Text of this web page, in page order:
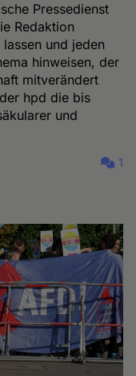
Pressedienst
Redaktion
und jeden
hinweisen, der
mitverändert
hpd die bis
und
1